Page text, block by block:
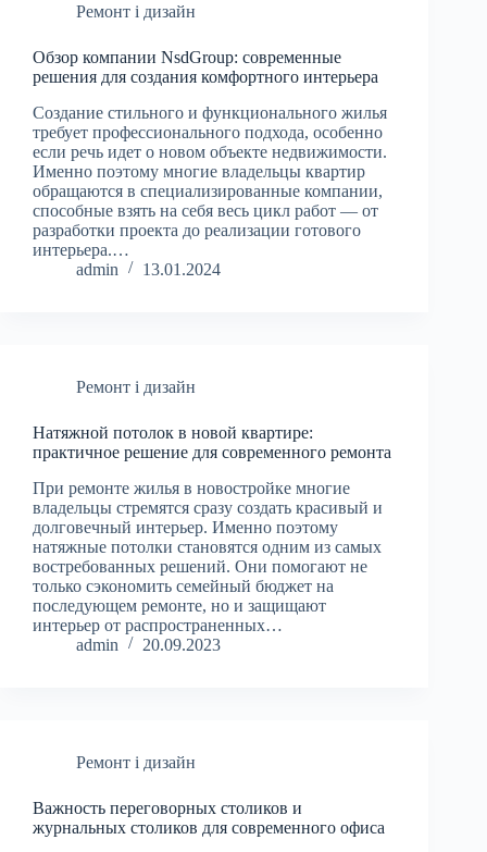
Ремонт і дизайн
Обзор компании NsdGroup: современные
решения для создания комфортного интерьера
Создание стильного и функционального жилья
требует профессионального подхода, особенно
если речь идет о новом объекте недвижимости.
Именно поэтому многие владельцы квартир
обращаются в специализированные компании,
способные взять на себя весь цикл работ — от
разработки проекта до реализации готового
интерьера.…
admin
13.01.2024
Ремонт і дизайн
Натяжной потолок в новой квартире:
практичное решение для современного ремонта
При ремонте жилья в новостройке многие
владельцы стремятся сразу создать красивый и
долговечный интерьер. Именно поэтому
натяжные потолки становятся одним из самых
востребованных решений. Они помогают не
только сэкономить семейный бюджет на
последующем ремонте, но и защищают
интерьер от распространенных…
admin
20.09.2023
Ремонт і дизайн
Важность переговорных столиков и
журнальных столиков для современного офиса